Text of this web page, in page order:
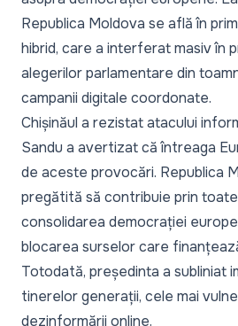
Republica Moldova se află în
hibrid, care a interferat masiv în
alegerilor parlamentare din
campanii digitale coordonate.
Chișinăul a rezistat atacului
Sandu a avertizat că întreaga
de aceste provocări. Republica
pregătită să contribuie prin
consolidarea democrației
blocarea surselor care
Totodată, președinta a subliniat
tinerelor generații, cele mai
dezinformării online.